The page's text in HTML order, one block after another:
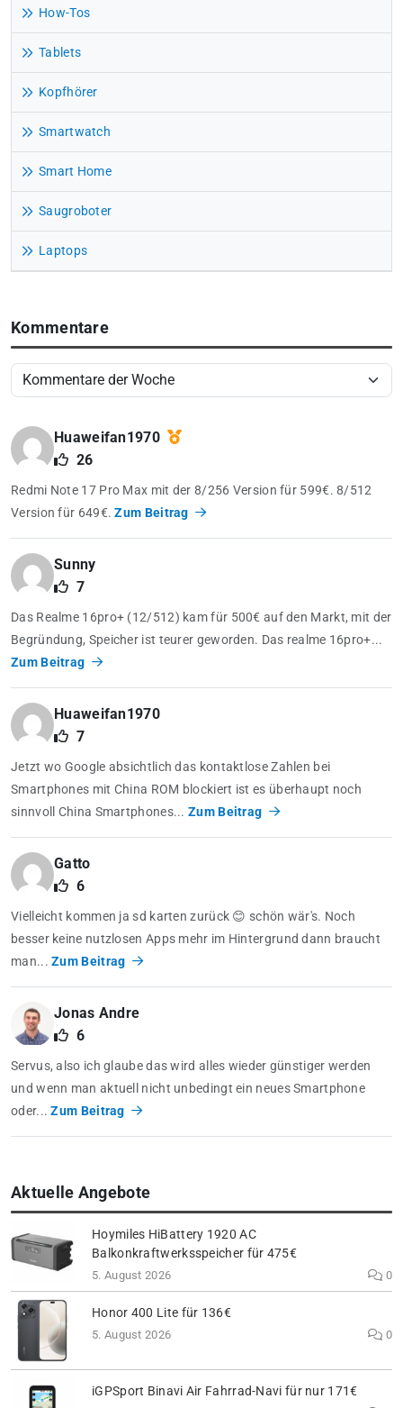
How-Tos
Tablets
Kopfhörer
Smartwatch
Smart Home
Saugroboter
Laptops
Kommentare
Huaweifan1970
26
Redmi Note 17 Pro Max mit der 8/256 Version für 599€. 8/512
Version für 649€.Zum Beitrag
Sunny
7
Das Realme 16pro+ (12/512) kam für 500€ auf den Markt, mit der
Begründung, Speicher ist teurer geworden. Das realme 16pro+...
Zum Beitrag
Huaweifan1970
7
Jetzt wo Google absichtlich das kontaktlose Zahlen bei
Smartphones mit China ROM blockiert ist es überhaupt noch
sinnvoll China Smartphones...Zum Beitrag
Gatto
6
Vielleicht kommen ja sd karten zurück 😊 schön wär's. Noch
besser keine nutzlosen Apps mehr im Hintergrund dann braucht
man...Zum Beitrag
Jonas Andre
6
Servus, also ich glaube das wird alles wieder günstiger werden
und wenn man aktuell nicht unbedingt ein neues Smartphone
oder...Zum Beitrag
Aktuelle Angebote
Hoymiles HiBattery 1920 AC
Balkonkraftwerksspeicher für 475€
5. August 2026 0
Honor 400 Lite für 136€
5. August 2026 0
iGPSport Binavi Air Fahrrad-Navi für nur 171€